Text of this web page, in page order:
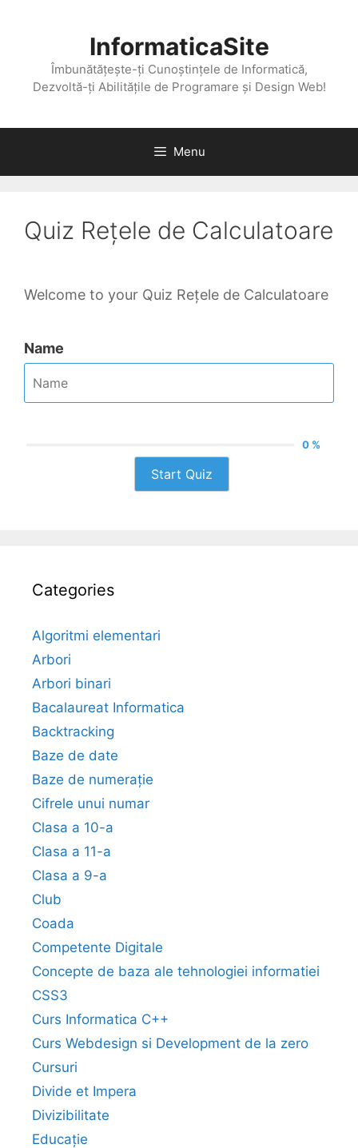
InformaticaSite
Îmbunătățește-ți Cunoștințele de Informatică,
Dezvoltă-ți Abilitățile de Programare și Design Web!
Menu
Quiz Rețele de Calculatoare
Welcome to your Quiz Rețele de Calculatoare
Name
0 %
Start Quiz
Categories
Algoritmi elementari
Arbori
Arbori binari
Bacalaureat Informatica
Backtracking
Baze de date
Baze de numerație
Cifrele unui numar
Clasa a 10-a
Clasa a 11-a
Clasa a 9-a
Club
Coada
Competente Digitale
Concepte de baza ale tehnologiei informatiei
CSS3
Curs Informatica C++
Curs Webdesign si Development de la zero
Cursuri
Divide et Impera
Divizibilitate
Educație